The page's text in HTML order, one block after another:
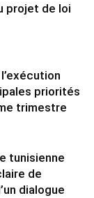
projet de loi
priorités
trimestre
tunisienne
de
dialogue